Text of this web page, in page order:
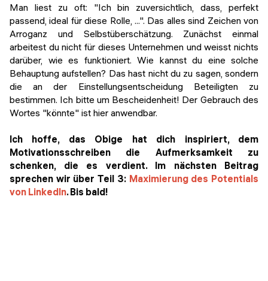
Man liest zu oft: "Ich bin zuversichtlich, dass, perfekt
passend, ideal für diese Rolle, ...". Das alles sind Zeichen von
Arroganz und Selbstüberschätzung. Zunächst einmal
arbeitest du nicht für dieses Unternehmen und weisst nichts
darüber, wie es funktioniert. Wie kannst du eine solche
Behauptung aufstellen? Das hast nicht du zu sagen, sondern
die an der Einstellungsentscheidung Beteiligten zu
bestimmen. Ich bitte um Bescheidenheit! Der Gebrauch des
Wortes "könnte" ist hier anwendbar.
Ich hoffe, das Obige hat dich inspiriert, dem
Motivationsschreiben die Aufmerksamkeit zu
schenken, die es verdient. Im nächsten Beitrag
sprechen wir über Teil 3: Maximierung des Potentials
von LinkedIn.Bis bald!